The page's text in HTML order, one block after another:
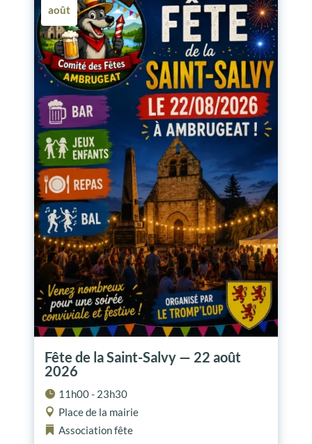
août
Fête de la Saint-Salvy — 22 août
2026
11h00 - 23h30
Place de la mairie
Associationfête